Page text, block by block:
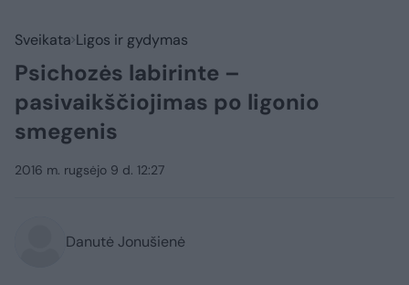
Sveikata Ligos ir gydymas
Psichozės labirinte –
pasivaikščiojimas po ligonio
smegenis
2016 m. rugsėjo 9 d. 12:27
Danutė Jonušienė